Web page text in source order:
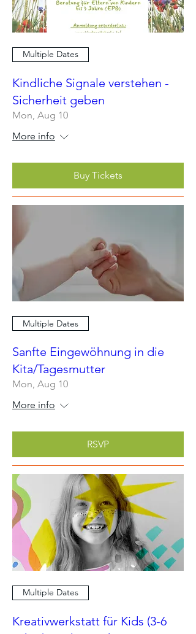
Multiple Dates
Kindliche Signale verstehen -
Sicherheit geben
Mon, Aug 10
More info
Buy Tickets
Multiple Dates
Sanfte Eingewöhnung in die
Kita/Tagesmutter
Mon, Aug 10
More info
RSVP
Multiple Dates
Kreativwerkstatt für Kids (3-6